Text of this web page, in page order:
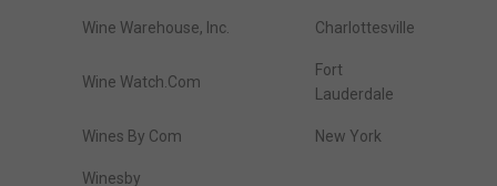
Wine Warehouse, Inc. Charlottesville
Wine Watch.Com
Fort
Lauderdale
Wines By Com New York
Winesby